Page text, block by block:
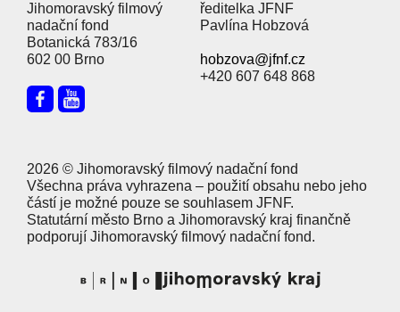
Jihomoravský filmový
nadační fond
Botanická 783/16
602 00 Brno
ředitelka JFNF
Pavlína Hobzová
hobzova@jfnf.cz
+420 607 648 868
2026 © Jihomoravský filmový nadační fond
Všechna práva vyhrazena – použití obsahu nebo jeho
částí je možné pouze se souhlasem JFNF.
Statutární město Brno a Jihomoravský kraj finančně
podporují Jihomoravský filmový nadační fond.